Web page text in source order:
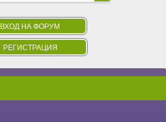
ВХОД НА ФОРУМ
РЕГИСТРАЦИЯ